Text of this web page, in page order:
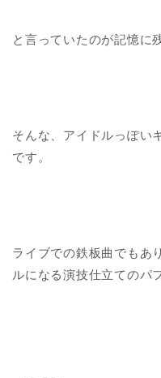
と言っていたのが記憶に
そんな、アイドルっぽい
です。
ライブでの鉄板曲でもあ
ルになる演技仕立てのパ